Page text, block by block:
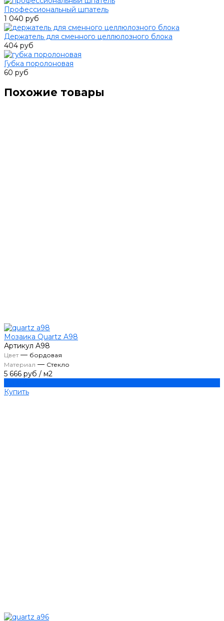
Профессиональный шпатель
1 040 руб
Держатель для сменного целлюлозного блока
404 руб
Губка поролоновая
60 руб
Похожие товары
Мозаика Quartz A98
Артикул A98
Цвет— бордовая
Материал — Стекло
5 666 руб / м2
Купить